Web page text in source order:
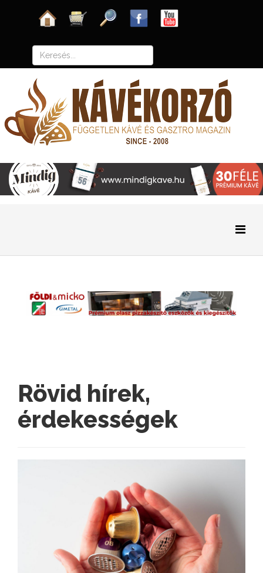
Rövid hírek,
érdekességek